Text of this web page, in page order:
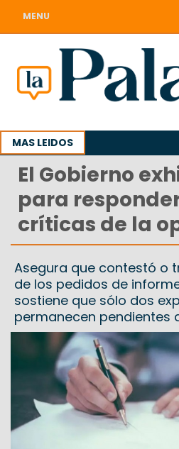
MENU
MAS LEIDOS
El Gobierno
para
críticas de la
Asegura que contestó o
de los pedidos de
sostiene que sólo dos
permanecen pendientes